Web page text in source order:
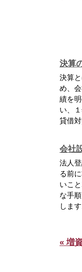
決算
決算
め、
績を
い、
貸借
会社
法人
る前
いこ
な手
しま
« 増